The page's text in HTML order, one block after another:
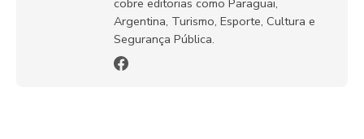
cobre editorias como Paraguai,
Argentina, Turismo, Esporte, Cultura e
Segurança Pública.